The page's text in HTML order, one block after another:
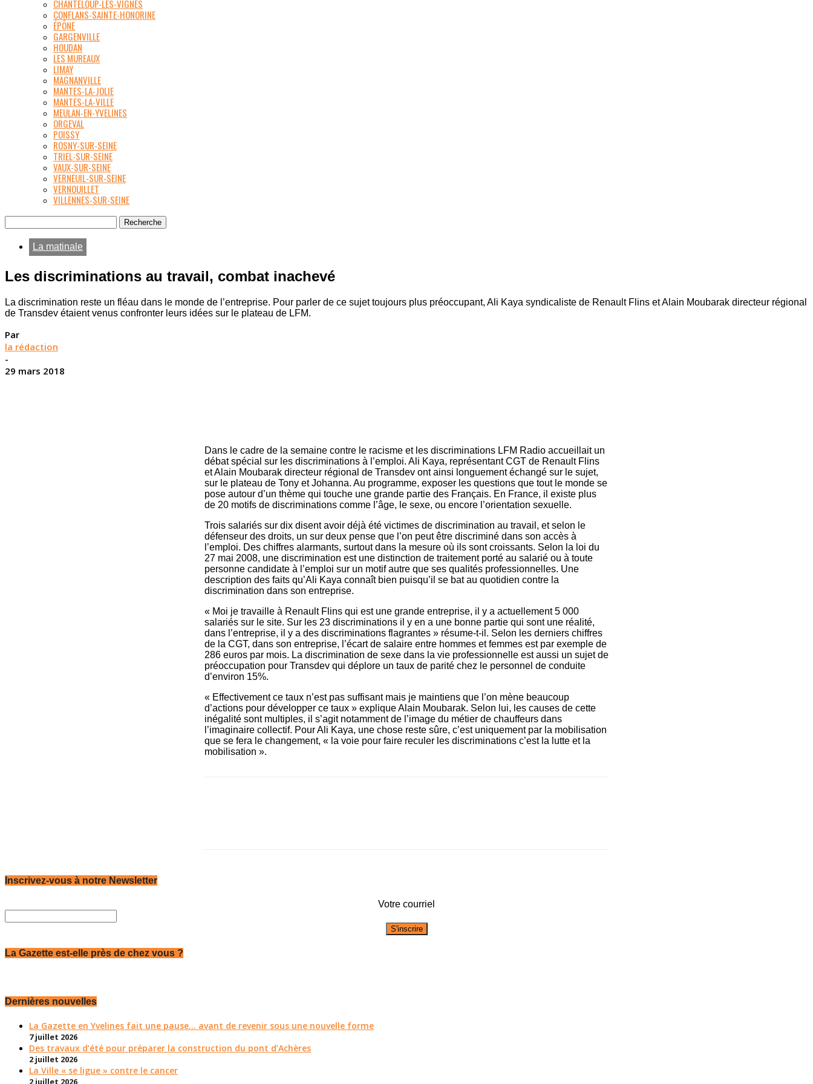
CHANTELOUP-LES-VIGNES
CONFLANS-SAINTE-HONORINE
ÉPÔNE
GARGENVILLE
HOUDAN
LES MUREAUX
LIMAY
MAGNANVILLE
MANTES-LA-JOLIE
MANTES-LA-VILLE
MEULAN-EN-YVELINES
ORGEVAL
POISSY
ROSNY-SUR-SEINE
TRIEL-SUR-SEINE
VAUX-SUR-SEINE
VERNEUIL-SUR-SEINE
VERNOUILLET
VILLENNES-SUR-SEINE
La matinale
Les discriminations au travail, combat inachevé
La discrimination reste un fléau dans le monde de l’entreprise. Pour parler de ce sujet toujours plus préoccupant, Ali Kaya syndicaliste de Renault Flins et Alain Moubarak directeur régional
de Transdev étaient venus confronter leurs idées sur le plateau de LFM.
Par
la rédaction
-
29 mars 2018
Dans le cadre de la semaine contre le racisme et les discriminations LFM Radio accueillait un
débat spécial sur les discriminations à l’emploi. Ali Kaya, représentant CGT de Renault Flins
et Alain Moubarak directeur régional de Transdev ont ainsi longuement échangé sur le sujet,
sur le plateau de Tony et Johanna. Au programme, exposer les questions que tout le monde se
pose autour d’un thème qui touche une grande partie des Français. En France, il existe plus
de 20 motifs de discriminations comme l’âge, le sexe, ou encore l’orientation sexuelle.
Trois salariés sur dix disent avoir déjà été victimes de discrimination au travail, et selon le
défenseur des droits, un sur deux pense que l’on peut être discriminé dans son accès à
l’emploi. Des chiffres alarmants, surtout dans la mesure où ils sont croissants. Selon la loi du
27 mai 2008, une discrimination est une distinction de traitement porté au salarié ou à toute
personne candidate à l’emploi sur un motif autre que ses qualités professionnelles. Une
description des faits qu’Ali Kaya connaît bien puisqu’il se bat au quotidien contre la
discrimination dans son entreprise.
« Moi je travaille à Renault Flins qui est une grande entreprise, il y a actuellement 5 000
salariés sur le site. Sur les 23 discriminations il y en a une bonne partie qui sont une réalité,
dans l’entreprise, il y a des discriminations flagrantes » résume-t-il. Selon les derniers chiffres
de la CGT, dans son entreprise, l’écart de salaire entre hommes et femmes est par exemple de
286 euros par mois. La discrimination de sexe dans la vie professionnelle est aussi un sujet de
préoccupation pour Transdev qui déplore un taux de parité chez le personnel de conduite
d’environ 15%.
« Effectivement ce taux n’est pas suffisant mais je maintiens que l’on mène beaucoup
d’actions pour développer ce taux » explique Alain Moubarak. Selon lui, les causes de cette
inégalité sont multiples, il s’agit notamment de l’image du métier de chauffeurs dans
l’imaginaire collectif. Pour Ali Kaya, une chose reste sûre, c’est uniquement par la mobilisation
que se fera le changement, « la voie pour faire reculer les discriminations c’est la lutte et la
mobilisation ».
Inscrivez-vous à notre Newsletter
Votre courriel
La Gazette est-elle près de chez vous ?
Dernières nouvelles
La Gazette en Yvelines fait une pause... avant de revenir sous une nouvelle forme
7 juillet 2026
Des travaux d’été pour préparer la construction du pont d’Achères
2 juillet 2026
La Ville « se ligue » contre le cancer
2 juillet 2026